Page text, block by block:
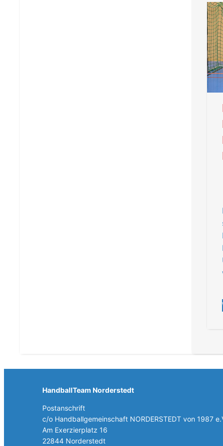
HandballTeam Norderstedt
Postanschrift
c/o Handballgemeinschaft NORDERSTEDT von 1987
Am Exerzierplatz 16
22844 Norderstedt